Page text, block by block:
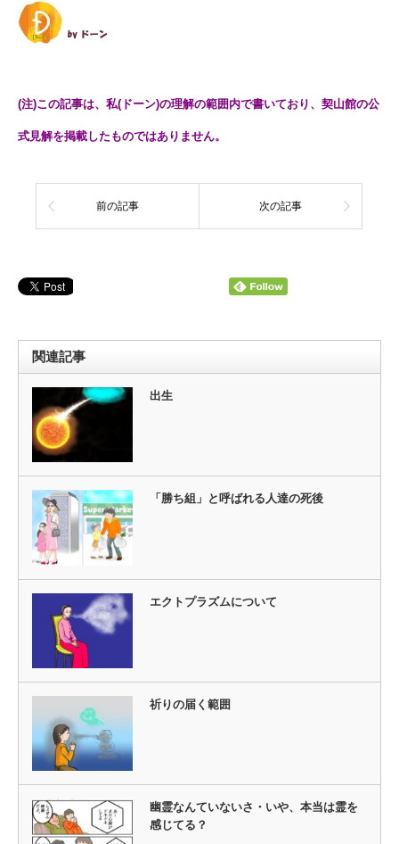
(注)この記事は、私(ドーン)の理解の範囲内で書いており、契山館の公
式見解を掲載したものではありません。
前の記事 次の記事
関連記事
出生
「勝ち組」と呼ばれる人達の死後
エクトプラズムについて
祈りの届く範囲
幽霊なんていないさ・いや、本当は霊を
感じてる？